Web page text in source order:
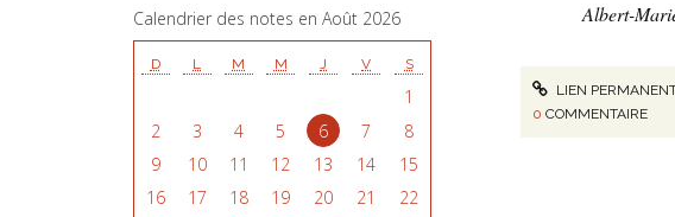
Calendrier des notes en Août 2026
D L M M J V S
1
2
3 4 5 6 7
8
9
10 11 12 13 14
15
16
17 18 19 20 21
22
Albert-
LIEN
0 COMMENTAIRE